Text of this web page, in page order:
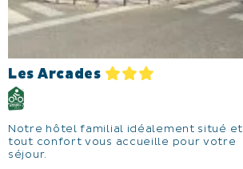
Les Arcades
Notre hôtel familial idéalement situé et
tout confort vous accueille pour votre
séjour.